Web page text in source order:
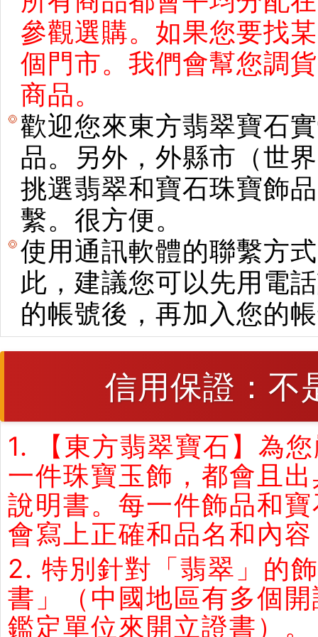
參觀選購。如果您要找
個門市。我們會幫您調
商品。
歡迎您來東方翡翠寶石
品。另外，外縣市（世
挑選翡翠和寶石珠寶飾
繫。很方便。
使用通訊軟體的聯繫方
此，建議您可以先用電
的帳號後，再加入您的
信用保證：不
1. 【東方翡翠寶石】為
一件珠寶玉飾，都會且
說明書。每一件飾品和
會寫上正確和品名和內
2. 特別針對「翡翠」的
書」（中國地區有多個
鑑定單位來開立證書）。